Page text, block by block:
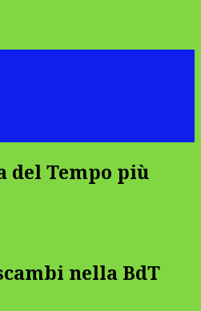
del Tempo più
nella BdT